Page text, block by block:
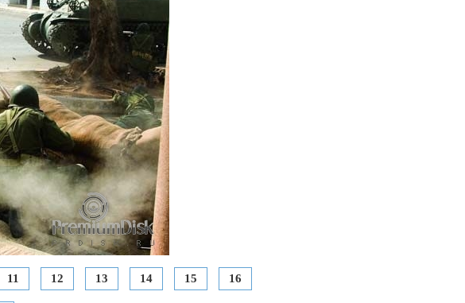
11 12 13 14 15 16